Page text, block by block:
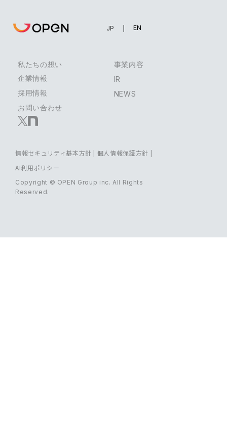
EN
JP
私たちの想い
事業内容
企業情報
IR
採用情報
NEWS
お問い合わせ
Copyright © OPEN Group inc. All Rights
Reserved.
情報セキュリティ基本方針 | 個人情報保護方針 |
AI利用ポリシー